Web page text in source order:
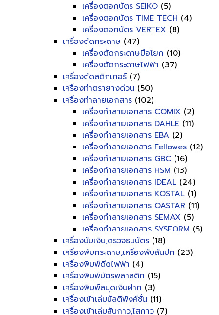
เครื่องตอกบัตร SEIKO (5)
เครื่องตอกบัตร TIME TECH (4)
เครื่องตอกบัตร VERTEX (8)
เครื่องตัดกระดาษ (47)
เครื่องตัดกระดาษมือโยก (10)
เครื่องตัดกระดาษไฟฟ้า (37)
เครื่องตัดสติกเกอร์ (7)
เครื่องทำตรายางด่วน (50)
เครื่องทำลายเอกสาร (102)
เครื่องทำลายเอกสาร COMIX (2)
เครื่องทำลายเอกสาร DAHLE (11)
เครื่องทำลายเอกสาร EBA (2)
เครื่องทำลายเอกสาร Fellowes (12)
เครื่องทำลายเอกสาร GBC (16)
เครื่องทำลายเอกสาร HSM (13)
เครื่องทำลายเอกสาร IDEAL (24)
เครื่องทำลายเอกสาร KOSTAL (1)
เครื่องทำลายเอกสาร OASTAR (11)
เครื่องทำลายเอกสาร SEMAX (5)
เครื่องทำลายเอกสาร SYSFORM (5)
เครื่องนับเงิน,ตรวจธนบัตร (18)
เครื่องพับกระดาษ,เครื่องพับสันปก (23)
เครื่องพิมพ์ดีดไฟฟ้า (4)
เครื่องพิมพ์บัตรพลาสติก (15)
เครื่องพิมพ์สมุดเงินฝาก (3)
เครื่องเข้าเล่มมัลติฟังค์ชั่น (11)
เครื่องเข้าเล่มสันกาว,ไสกาว (7)